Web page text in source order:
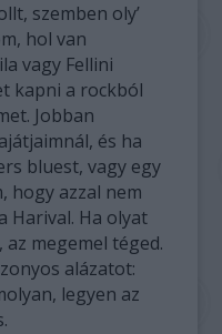
szemben oly’
hol van
vagy Fellini
kapni a rockból
Jobban
és ha
bluest, vagy egy
hogy azzal nem
Harival. Ha olyat
megemel téged.
alázatot:
legyen az